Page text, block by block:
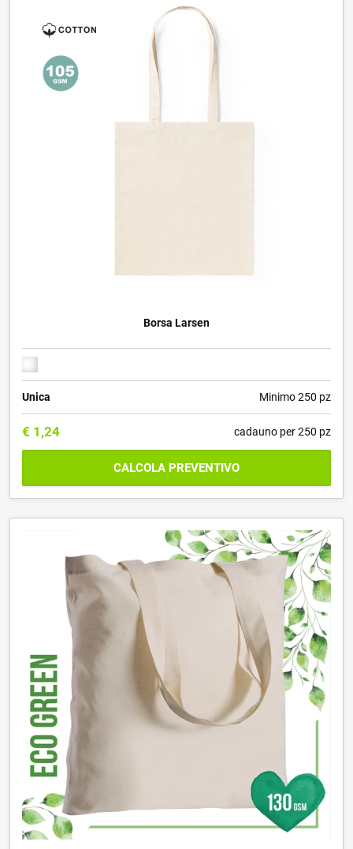
Borsa Larsen
Unica Minimo 250 pz
€ 1,24 cadauno per 250 pz
CALCOLA PREVENTIVO